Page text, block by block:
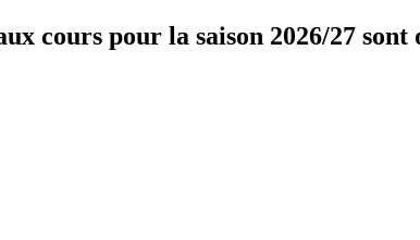
cours pour la saison 2026/27 sont